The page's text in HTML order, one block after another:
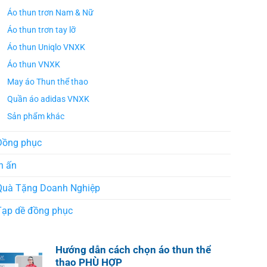
Áo thun trơn Nam & Nữ
Áo thun trơn tay lỡ
Áo thun Uniqlo VNXK
Áo thun VNXK
May áo Thun thể thao
Quần áo adidas VNXK
Sản phẩm khác
phục
ấn
Tặng Doanh Nghiệp
dề đồng phục
Hướng dẫn cách chọn áo thun thể
thao PHÙ HỢP